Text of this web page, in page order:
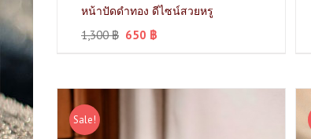
หน้าปัดดำทอง ดีไซน์สวยหรู
1,300฿ 650 ฿
Sale!